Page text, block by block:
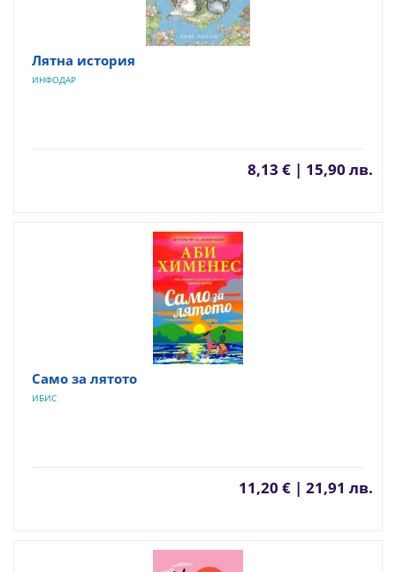
Лятна история
ИНФОДАР
8,13 € | 15,90 лв.
Само за лятото
ИБИС
11,20 € | 21,91 лв.